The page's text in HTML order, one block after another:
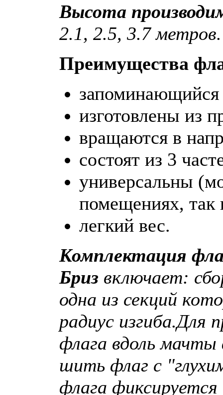
Высота
2.1, 2.5, 3.7 метров.
Преимущества
запоминающийся
изготовлены из
вращаются в
состоят из 3
универсальны
помещениях, так
легкий вес.
Комплектация
Бриз включает:
одна из секций
радиус изгиба.Для
флага вдоль
шить флаг с
флага